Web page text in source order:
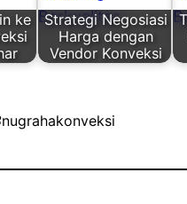
ke
Strategi Negosiasi
Harga dengan
Vendor Konveksi
nugrahakonveksi